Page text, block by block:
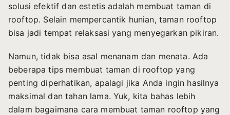
solusi efektif dan estetis adalah membuat taman di
rooftop. Selain mempercantik hunian, taman rooftop
bisa jadi tempat relaksasi yang menyegarkan pikiran.
Namun, tidak bisa asal menanam dan menata. Ada
beberapa tips membuat taman di rooftop yang
penting diperhatikan, apalagi jika Anda ingin hasilnya
maksimal dan tahan lama. Yuk, kita bahas lebih
dalam bagaimana cara membuat taman rooftop yang